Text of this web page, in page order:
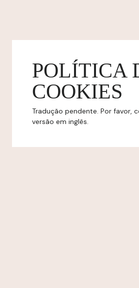
POLÍTICA
COOKIES
Tradução pendente. Por favor,
versão em inglês.